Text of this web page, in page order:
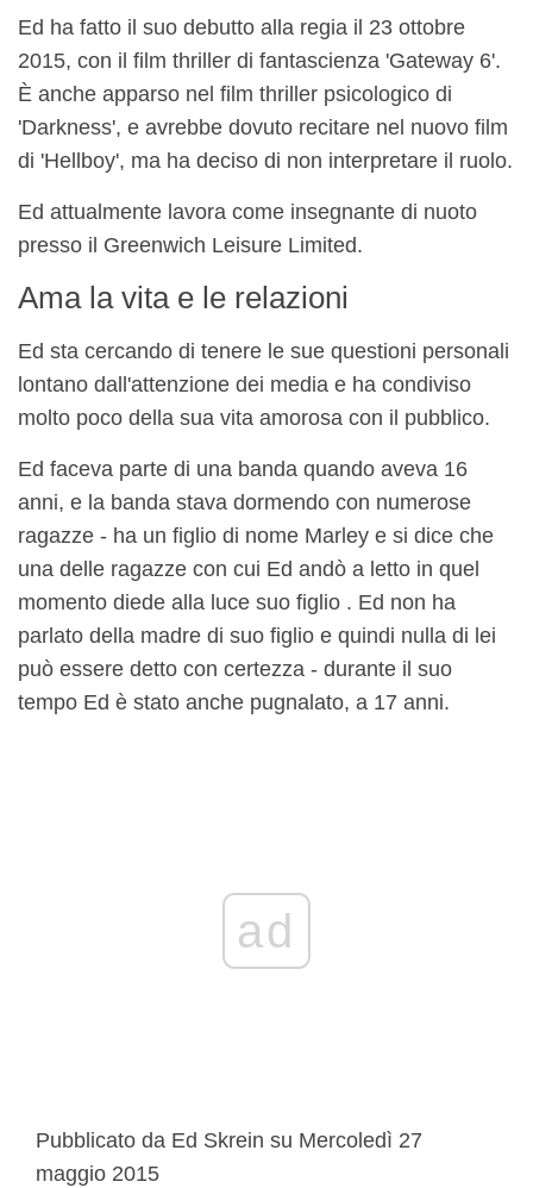
Ed ha fatto il suo debutto alla regia il 23 ottobre
2015, con il film thriller di fantascienza 'Gateway 6'.
È anche apparso nel film thriller psicologico di
'Darkness', e avrebbe dovuto recitare nel nuovo film
di 'Hellboy', ma ha deciso di non interpretare il ruolo.
Ed attualmente lavora come insegnante di nuoto
presso il Greenwich Leisure Limited.
Ama la vita e le relazioni
Ed sta cercando di tenere le sue questioni personali
lontano dall'attenzione dei media e ha condiviso
molto poco della sua vita amorosa con il pubblico.
Ed faceva parte di una banda quando aveva 16
anni, e la banda stava dormendo con numerose
ragazze - ha un figlio di nome Marley e si dice che
una delle ragazze con cui Ed andò a letto in quel
momento diede alla luce suo figlio . Ed non ha
parlato della madre di suo figlio e quindi nulla di lei
può essere detto con certezza - durante il suo
tempo Ed è stato anche pugnalato, a 17 anni.
ad
Pubblicato da Ed Skrein su Mercoledì 27
maggio 2015